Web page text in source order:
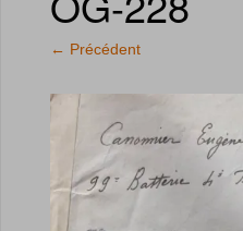
← Précédent